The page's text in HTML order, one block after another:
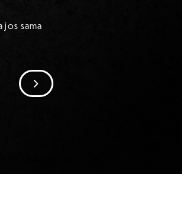
sama
SIIRRY SEURAAVAAN